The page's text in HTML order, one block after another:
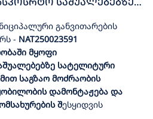
GPS
ᲓᲐ ᲨᲔᲡᲐᲑᲐᲛᲘᲡᲘ
განვითარების
- NAT250023591
მყოფი
სატელიტური
საგზაო მოძრაობის
დამონტაჟება და
შესყიდვის